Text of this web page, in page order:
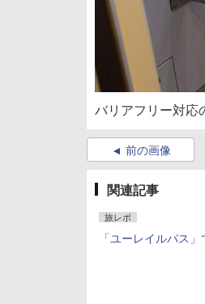
バリアフリー対応
前の画像
関連記事
旅レポ
「ユーレイルパス